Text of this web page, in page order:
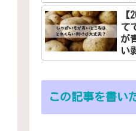
コ
【
て
が
い
食
この記事を書い